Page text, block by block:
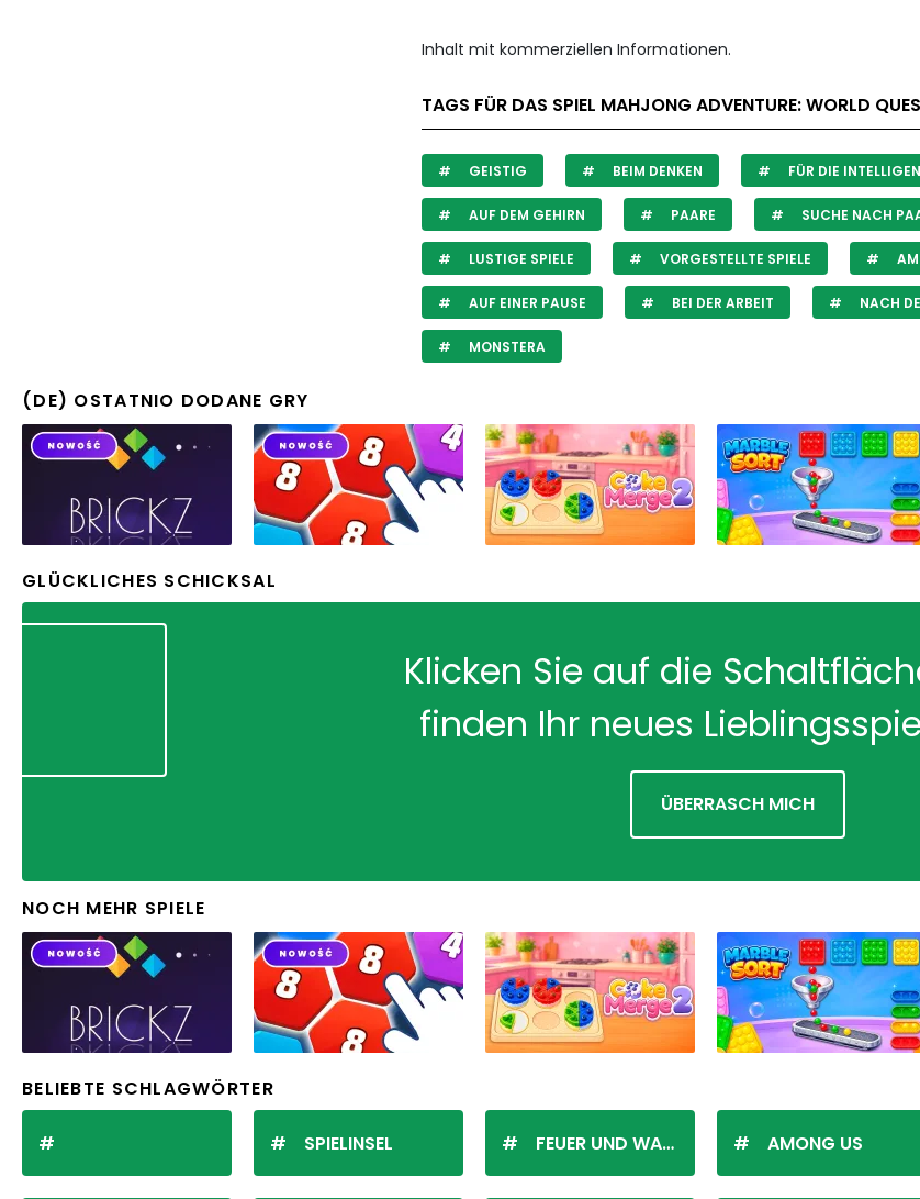
Inhalt mit kommerziellen Informationen.
TAGS FÜR DAS SPIEL MAHJONG ADVENTURE: WORLD
GEISTIG BEIM DENKEN FÜR DIE
AUF DEM GEHIRN PAARE SUCHE NACH
LUSTIGE SPIELE VORGESTELLTE SPIELE
AUF EINER PAUSE BEI DER ARBEIT NACH
MONSTERA
(DE) OSTATNIO DODANE GRY
GLÜCKLICHES SCHICKSAL
Klicken Sie auf die
finden Ihr neues
ÜBERRASCH MICH
NOCH MEHR SPIELE
BELIEBTE SCHLAGWÖRTER
SPIELINSEL FEUER UND WASSER AMONG US